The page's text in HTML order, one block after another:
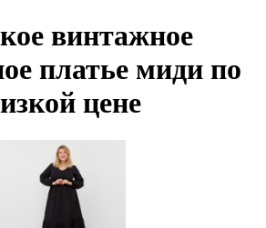
винтажное
платье миди по
цене